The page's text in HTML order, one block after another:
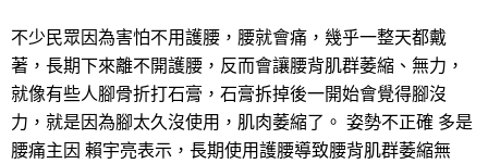
不少民眾因為害怕不用護腰，腰就會痛，幾乎一整天都戴
著，長期下來離不開護腰，反而會讓腰背肌群萎縮、無力，
就像有些人腳骨折打石膏，石膏拆掉後一開始會覺得腳沒
力，就是因為腳太久沒使用，肌肉萎縮了。 姿勢不正確 多是
腰痛主因 賴宇亮表示，長期使用護腰導致腰背肌群萎縮無